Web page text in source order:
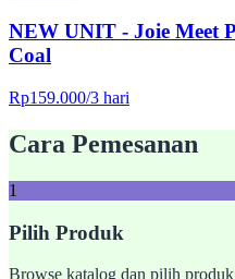
NEW UNIT - Joie Meet
Coal
Rp159.000/3 hari
Cara Pemesanan
1
Pilih Produk
Browse katalog dan pilih